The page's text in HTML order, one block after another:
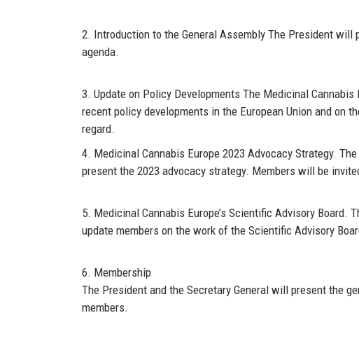
2. Introduction to the General Assembly The President will
agenda.
3. Update on Policy Developments The Medicinal Cannabis
recent policy developments in the European Union and on
regard.
4. Medicinal Cannabis Europe 2023 Advocacy Strategy.
present the 2023 advocacy strategy. Members will be
5. Medicinal Cannabis Europe’s Scientific Advisory Board.
update members on the work of the Scientific Advisory
6. Membership
The President and the Secretary General will present the
members.